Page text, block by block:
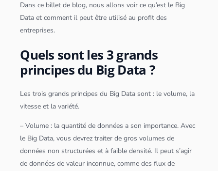
Dans ce billet de blog, nous allons voir ce qu’est le Big
Data et comment il peut être utilisé au profit des
entreprises.
Quels sont les 3 grands
principes du Big Data ?
Les trois grands principes du Big Data sont : le volume, la
vitesse et la variété.
– Volume : la quantité dedonnées a son importance. Avec
le Big Data, vous devrez traiter de gros volumes de
données non structurées et à faible densité. Il peut s’agir
dedonnées de valeur inconnue, comme des flux de